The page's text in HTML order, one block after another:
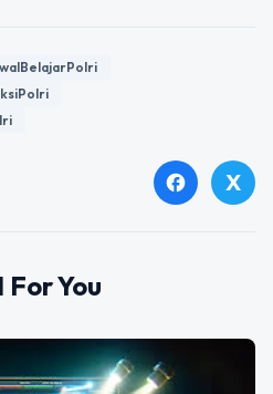
facebook X
You